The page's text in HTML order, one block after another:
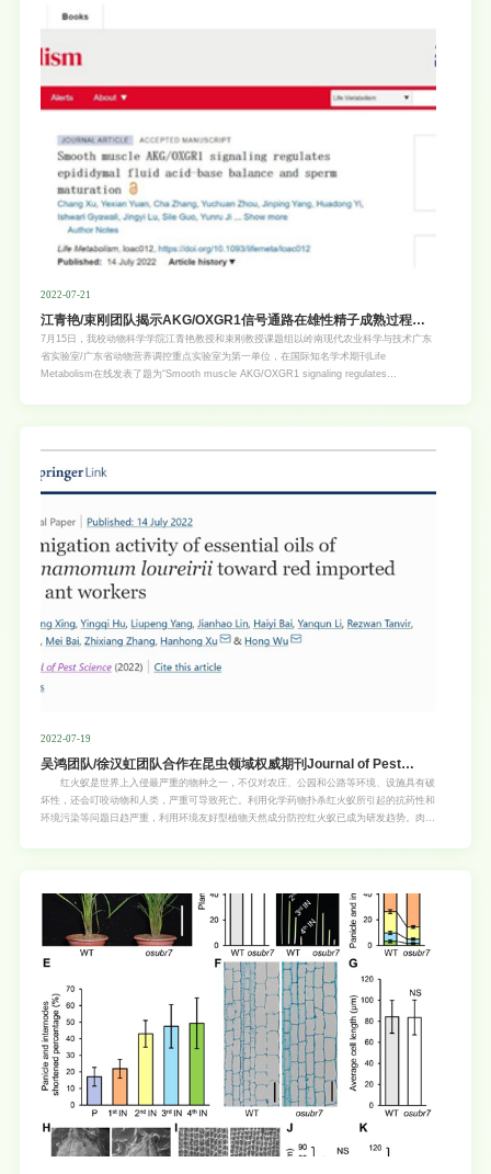
论化，为新时期玉米自交系创制和杂种优势利用提供理论指导。针对此项工作，在同期配发
大作物，在保障全球和我国粮食安全方面具有不可替代的作用。玉米杂交种（单交种）与其
父母本相比，具有很强的杂种优势。玉米单交种自从20世纪60年代开始在生产上大
2022-07-21
江青艳/束刚团队揭示AKG/OXGR1信号通路在雄性精子成熟过程中
发挥重要作用
7月15日，我校动物科学学院江青艳教授和束刚教授课题组以岭南现代农业科学与技术广东
省实验室/广东省动物营养调控重点实验室为第一单位，在国际知名学术期刊Life
Metabolism在线发表了题为“Smooth muscle AKG/OXGR1 signaling regulates
队”项目（2019BT02N630）资助。不孕不育是一个全球性的公共卫生问题，由遗传缺陷、
生活方式、营养以及影响生殖系统局部代谢和微环境的因素造成。附睾是精子成熟的重要场
所，从睾丸出来的精子必须进入附睾经历一
2022-07-19
吴鸿团队/徐汉虹团队合作在昆虫领域权威期刊Journal of Pest
Science发表研究论文
红火蚁是世界上入侵最严重的物种之一，不仅对农庄、公园和公路等环境、设施具有破
坏性，还会叮咬动物和人类，严重可导致死亡。利用化学药物扑杀红火蚁所引起的抗药性和
环境污染等问题日趋严重，利用环境友好型植物天然成分防控红火蚁已成为研发趋势。肉桂
activity ofessential oils ofCinnamomum loureiriitowardred imported fre ant
workers”（论文链接：https://doi.org/10.1007/s10340-022-01540-1）为题目，在昆虫领
域权威期刊《Journal of pest science》（中科院一区，IF 2021 = 5.742，昆虫学排名
3/100）杂志上发表。生命科学学院2